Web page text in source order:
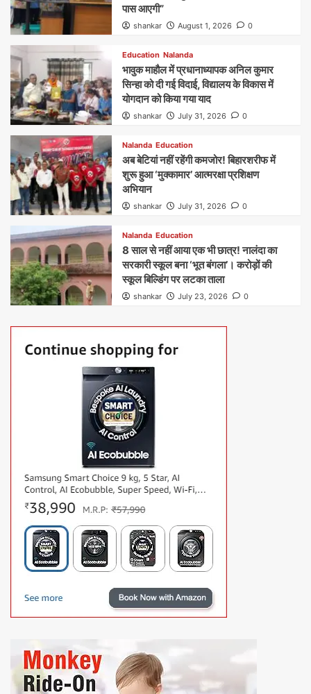
पास आएगी”
shankar August 1, 2026 0
Education Nalanda
भावुक माहौल में प्रधानाध्यापक अनिल कुमार
सिन्हा को दी गई विदाई, विद्यालय के विकास में
योगदान को किया गया याद
shankar July 31, 2026 0
Nalanda Education
अब बेटियां नहीं रहेंगी कमजोर! बिहारशरीफ में
शुरू हुआ ‘मुक्कामार’ आत्मरक्षा प्रशिक्षण
अभियान
shankar July 31, 2026 0
Nalanda Education
8 साल से नहीं आया एक भी छात्र! नालंदा का
सरकारी स्कूल बना ‘भूत बंगला’। करोड़ों की
स्कूल बिल्डिंग पर लटका ताला
shankar July 23, 2026 0